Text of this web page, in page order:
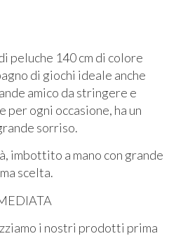
peluche 140 cm di colore
di giochi ideale anche
amico da stringere e
per ogni occasione, ha un
sorriso.
imbottito a mano con grande
scelta.
i nostri prodotti prima